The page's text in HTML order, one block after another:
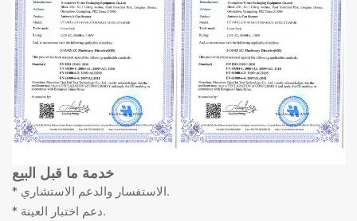
خدمة ما قبل البيع
* الاستفسار والدعم الاستشاري.
* دعم اختبار العينة.